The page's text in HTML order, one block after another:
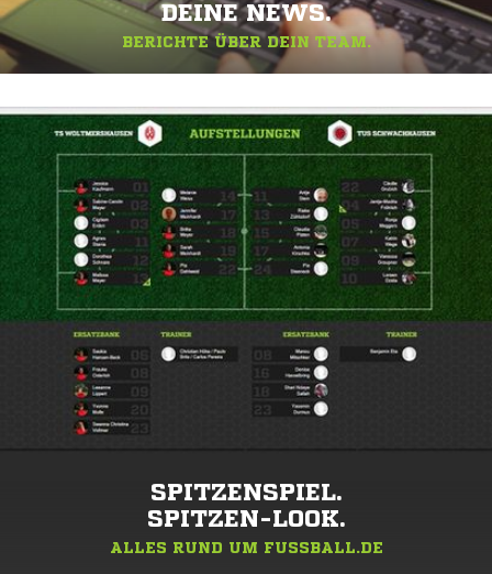
DEINE NEWS.
BERICHTE ÜBER DEIN TEAM.
SPITZENSPIEL.
SPITZEN-LOOK.
ALLES RUND UM FUSSBALL.DE